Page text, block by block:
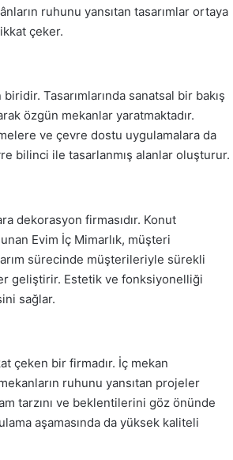
ruhunu yansıtan tasarımlar ortaya
çeker.
Tasarımlarında sanatsal bir bakış
özgün mekanlar yaratmaktadır.
ve çevre dostu uygulamalara da
bilinci ile tasarlanmış alanlar oluşturur.
dekorasyon firmasıdır. Konut
Evim İç Mimarlık, müşteri
sürecinde müşterileriyle sürekli
geliştirir. Estetik ve fonksiyonelliği
sağlar.
çeken bir firmadır. İç mekan
ruhunu yansıtan projeler
tarzını ve beklentilerini göz önünde
aşamasında da yüksek kaliteli